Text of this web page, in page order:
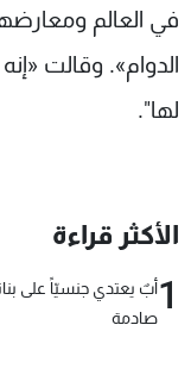
في العالم
الدوام». وقالت
لها".
الأكثر قراءة
1أبٌ يعتدي جنسيّاً على
صادمة